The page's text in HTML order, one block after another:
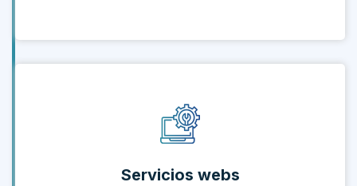
Servicios webs